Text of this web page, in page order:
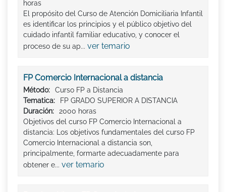
horas
El propósito del Curso de Atención Domiciliaria Infantil
es identificar los principios y el público objetivo del
cuidado infantil familiar educativo, y conocer el
proceso de su ap... ver temario
FP Comercio Internacional a distancia
Método:
Curso FP a Distancia
Tematica:
FP GRADO SUPERIOR A DISTANCIA
Duración:
2000 horas
Objetivos del curso FP Comercio Internacional a
distancia: Los objetivos fundamentales del curso FP
Comercio Internacional a distancia son,
principalmente, formarte adecuadamente para
obtener e... ver temario